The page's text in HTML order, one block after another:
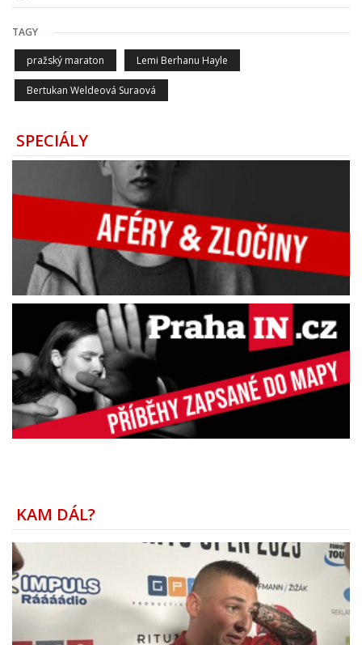
TAGY
pražský maraton Lemi Berhanu Hayle
Bertukan Weldeová Suraová
SPECIÁLY
KAM DÁL?